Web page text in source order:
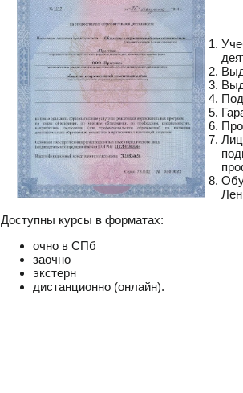
Доступны курсы в форматах:
очно в СПб
заочно
экстерн
дистанционно (онлайн).